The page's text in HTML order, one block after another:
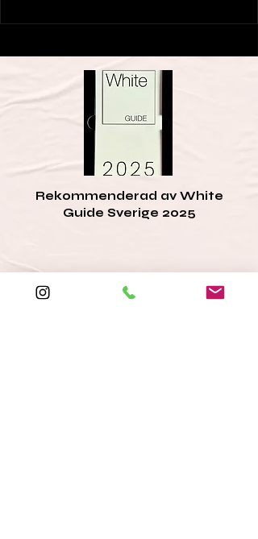
Rekommenderad av White
Guide Sverige 2025